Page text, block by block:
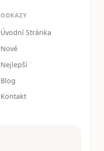
ODKAZY
Úvodní Stránka
Nové
Nejlepší
Blog
Kontakt